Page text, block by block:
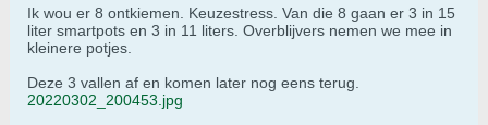
Ik wou er 8 ontkiemen. Keuzestress. Van die 8 gaan er 3 in 15
liter smartpots en 3 in 11 liters. Overblijvers nemen we mee in
kleinere potjes.
Deze 3 vallen af en komen later nog eens terug.
20220302_200453.jpg